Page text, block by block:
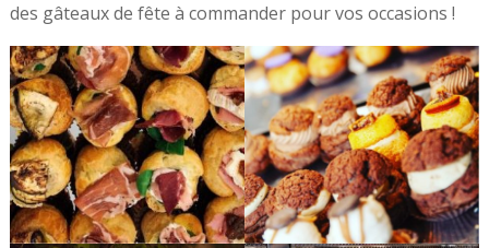
des gâteaux de fête à commander pour vos occasions !